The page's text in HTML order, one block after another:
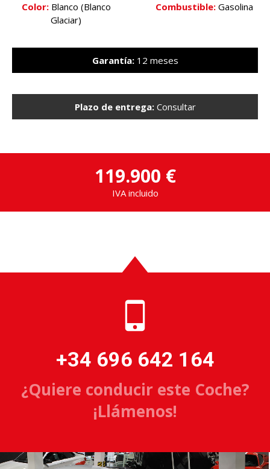
Color:Blanco (Blanco
Glaciar)
Combustible:Gasolina
Garantía:12 meses
Plazo de entrega:Consultar
119.900 €
IVA incluido
+34 696 642 164
¿Quiere conducir este Coche?
¡Llámenos!